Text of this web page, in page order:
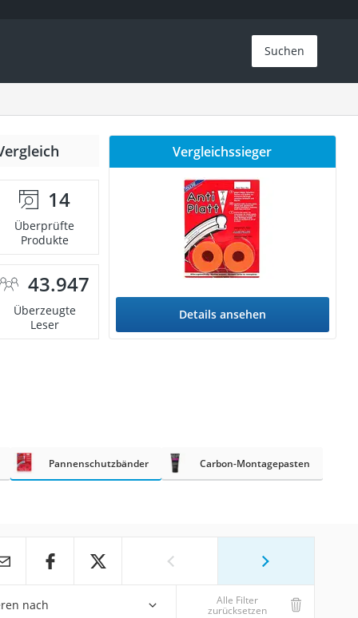
Suchen
14
Überprüfte
Produkte
43.947
Überzeugte
Leser
Vergleichssieger
Details ansehen
Pannenschutzbänder Carbon-Montagepasten
nach Alle Filter
zurücksetzen